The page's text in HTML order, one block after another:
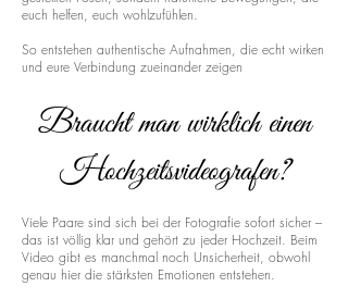
euch helfen, euch wohlzufühlen.
So entstehen authentische Aufnahmen, die echt wirken
und eure Verbindung zueinander zeigen
Braucht man wirklich einen
Hochzeitsvideografen?
Viele Paare sind sich bei der Fotografie sofort sicher –
das ist völlig klar und gehört zu jeder Hochzeit. Beim
Video gibt es manchmal noch Unsicherheit, obwohl
genau hier die stärksten Emotionen entstehen.